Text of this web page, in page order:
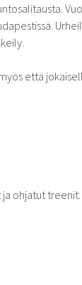
että
ohjatut treenit.